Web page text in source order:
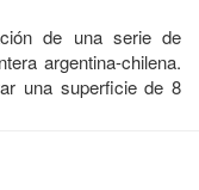
de una serie de
argentina-chilena.
una superficie de 8